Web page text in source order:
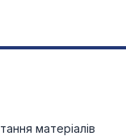
матеріалів